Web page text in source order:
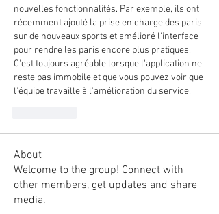
nouvelles fonctionnalités. Par exemple, ils ont
récemment ajouté la prise en charge des paris
sur de nouveaux sports et amélioré l'interface
pour rendre les paris encore plus pratiques.
C'est toujours agréable lorsque l'application ne
reste pas immobile et que vous pouvez voir que
l'équipe travaille à l'amélioration du service.
About
Welcome to the group! Connect with
other members, get updates and share
media.